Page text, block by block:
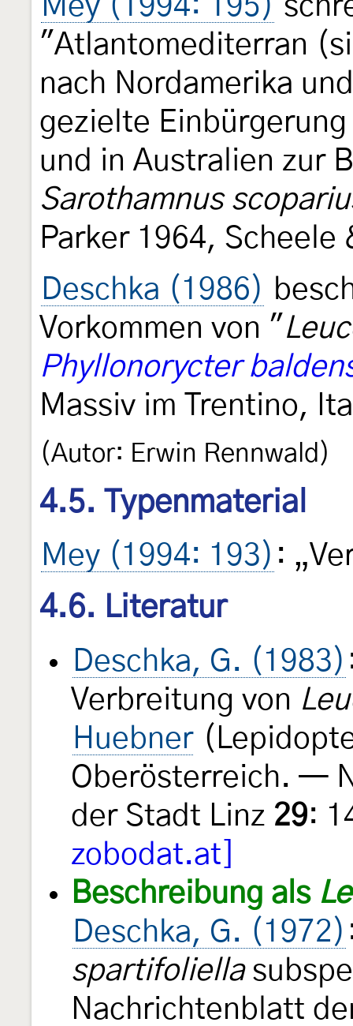
Mey (1994: 195)
"Atlantomediterran
nach Nordamerika
gezielte
und in Australien zur
Sarothamnus
Parker 1964,
Deschka (1986)
Vorkommen von "
Phyllonorycter
Massiv im Trentino,
(Autor: Erwin Rennwald)
4.5. Typenmaterial
Mey (1994: 193) :
4.6. Literatur
Deschka, G. (1983)
Verbreitung von
Huebner
Oberösterreich. —
der Stadt Linz 29:
zobodat.at]
Beschreibung als
Deschka, G. (1972)
spartifoliella
Nachrichtenblatt